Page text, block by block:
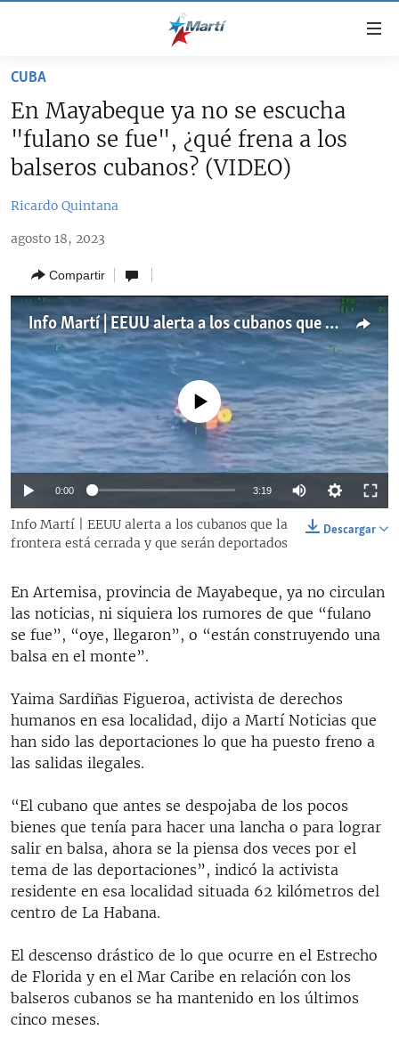
accesibilidad
contenido
principal
navegación
principal
búsqueda
CUBA
CUBA
SOBRE CUBA
ESTADOS UNIDOS
DEPORTES
ARTE Y ENTRETENIMIENTO
OPINIÓN GRÁFICA
AUDIOVISUALES MARTÍ
RADIO MARTÍ
ESPECIALES
LA REALIDAD DE LA VIVIENDA EN CUBA
SER VIEJO EN CUBA
LOS SANTOS DE HIALEAH
DESINFORMACIÓN RUSA EN AMÉRICA LATINA
MULTIMEDIA
EDITORIALES
CUBA
En Mayabeque ya no se escucha
"fulano se fue", ¿qué frena a los
balseros cubanos? (VIDEO)
Ricardo Quintana
agosto 18, 2023
Compartir
Info Martí | EEUU alerta a los cubanos que la frontera está cerrada y que serán deportados
Auto 144p 240p 360p
480p 720p 1080p
No media source currently available
0:00 3:19
144p
480p
720p
Descargar
Info Martí | EEUU alerta a los cubanos que la
frontera está cerrada y que serán deportados
En Artemisa, provincia de Mayabeque, ya no circulan
las noticias, ni siquiera los rumores de que “fulano
se fue”, “oye, llegaron”, o “están construyendo una
balsa en el monte”.
Yaima Sardiñas Figueroa, activista de derechos
humanos en esa localidad, dijo a Martí Noticias que
han sido las deportaciones lo que ha puesto freno a
las salidas ilegales.
“El cubano que antes se despojaba de los pocos
bienes que tenía para hacer una lancha o para lograr
salir en balsa, ahora se la piensa dos veces por el
tema de las deportaciones”, indicó la activista
residente en esa localidad situada 62 kilómetros del
centro de La Habana.
El descenso drástico de lo que ocurre en el Estrecho
de Florida y en el Mar Caribe en relación con los
balseros cubanos se ha mantenido en los últimos
cinco meses.